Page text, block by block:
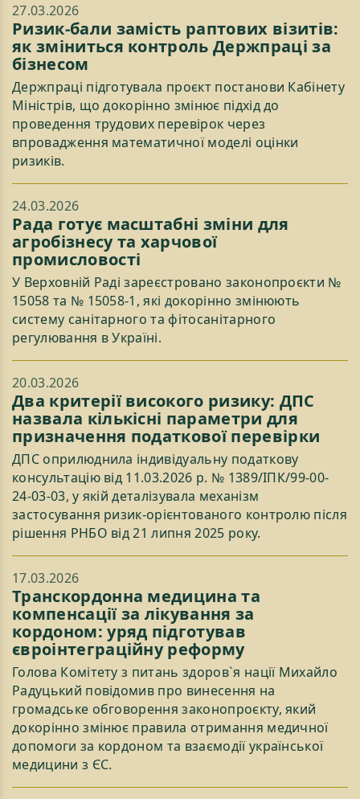
27.03.2026
Ризик-бали замість раптових візитів:
як зміниться контроль Держпраці за
бізнесом
Держпраці підготувала проєкт постанови Кабінету
Міністрів, що докорінно змінює підхід до
проведення трудових перевірок через
впровадження математичної моделі оцінки
ризиків.
24.03.2026
Рада готує масштабні зміни для
агробізнесу та харчової
промисловості
У Верховній Раді зареєстровано законопроєкти №
15058 та № 15058-1, які докорінно змінюють
систему санітарного та фітосанітарного
регулювання в Україні.
20.03.2026
Два критерії високого ризику: ДПС
назвала кількісні параметри для
призначення податкової перевірки
ДПС оприлюднила індивідуальну податкову
консультацію від 11.03.2026 р. № 1389/ІПК/99-00-
24-03-03, у якій деталізувала механізм
застосування ризик-орієнтованого контролю після
рішення РНБО від 21 липня 2025 року.
17.03.2026
Транскордонна медицина та
компенсації за лікування за
кордоном: уряд підготував
євроінтеграційну реформу
Голова Комітету з питань здоров`я нації Михайло
Радуцький повідомив про винесення на
громадське обговорення законопроєкту, який
докорінно змінює правила отримання медичної
допомоги за кордоном та взаємодії української
медицини з ЄС.